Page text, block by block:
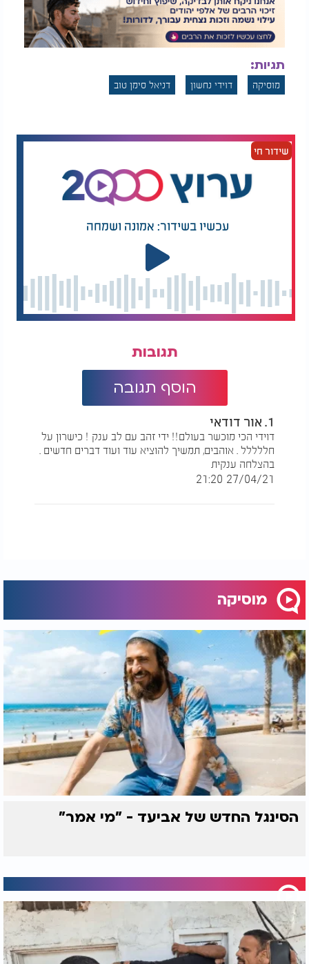
תגיות:
מוסיקה דוידי נחשון דניאל סימן טוב
שידור חי
עכשיו בשידור: אמונה ושמחה
תגובות
הוסף תגובה
1. אור דודאי
דוידי הכי מוכשר בעולם!! ידי זהב עם לב ענק ! כישרון על
חללללל . אוהבים, תמשיך להוציא עוד ועוד דברים חדשים .
בהצלחה ענקית
27/04/21 21:20
מוסיקה
הסינגל החדש של אביעד - "מי אמר"